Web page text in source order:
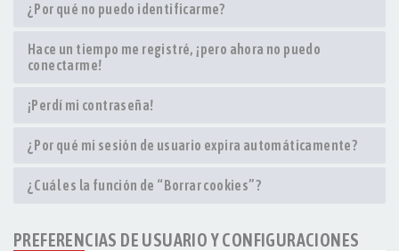
¿Por qué no puedo identificarme?
Hace un tiempo me registré, ¡pero ahora no puedo
conectarme!
¡Perdí mi contraseña!
¿Por qué mi sesión de usuario expira automáticamente?
¿Cuál es la función de “Borrar cookies”?
PREFERENCIAS DE USUARIO Y CONFIGURACIONES